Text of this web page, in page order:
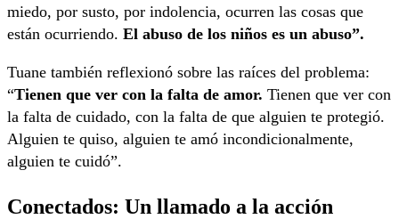
miedo, por susto, por indolencia, ocurren las cosas que
están ocurriendo. El abuso de los niños es un abuso”.
Tuane también reflexionó sobre las raíces del problema:
“Tienen que ver con la falta de amor. Tienen que ver con
la falta de cuidado, con la falta de que alguien te protegió.
Alguien te quiso, alguien te amó incondicionalmente,
alguien te cuidó”.
Conectados: Un llamado a la acción